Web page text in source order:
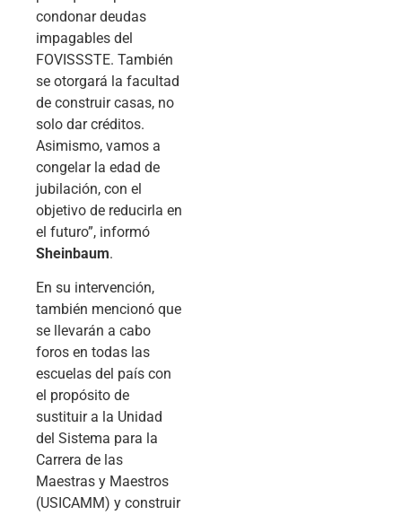
condonar deudas
impagables del
FOVISSSTE. También
se otorgará la facultad
de construir casas, no
solo dar créditos.
Asimismo, vamos a
congelar la edad de
jubilación, con el
objetivo de reducirla en
el futuro”, informó
Sheinbaum.
En su intervención,
también mencionó que
se llevarán a cabo
foros en todas las
escuelas del país con
el propósito de
sustituir a la Unidad
del Sistema para la
Carrera de las
Maestras y Maestros
(USICAMM) y construir